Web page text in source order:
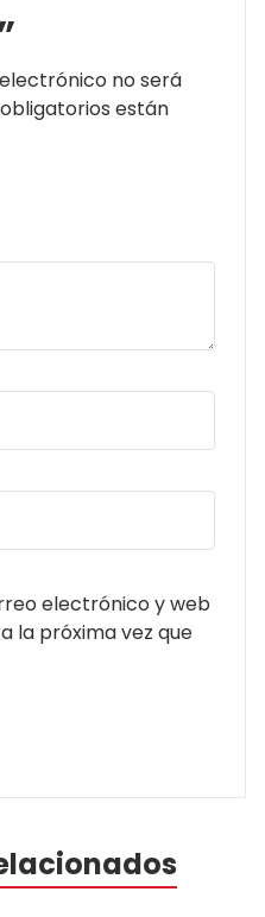
no será
están
electrónico y web
la próxima vez que